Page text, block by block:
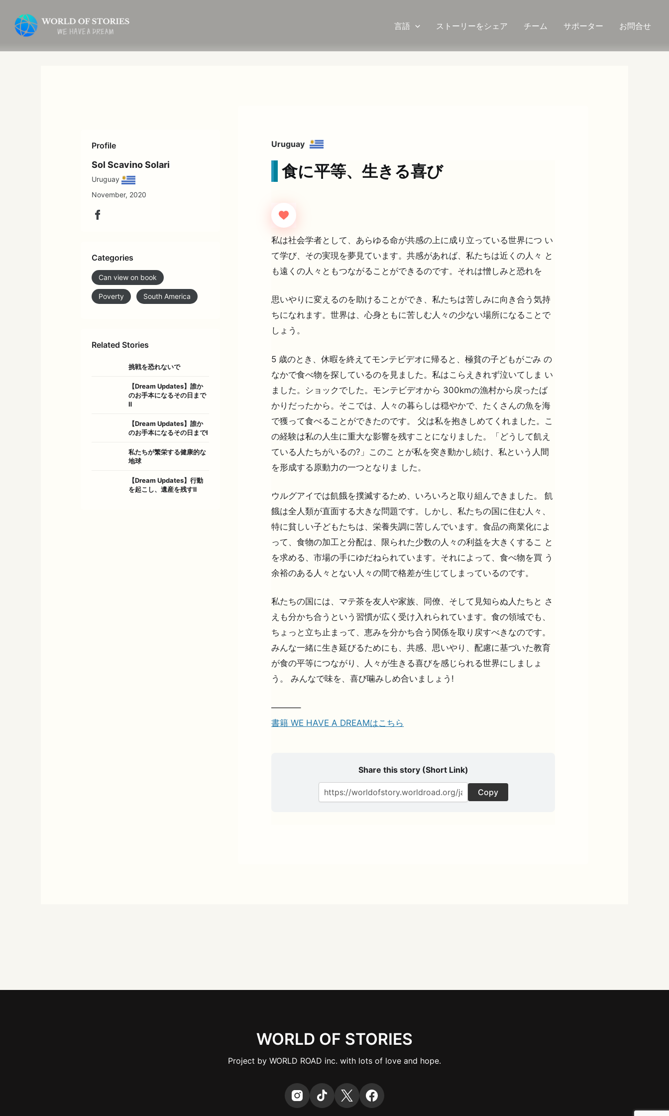
言語 ストーリーをシェア チーム サポーター お問合せ
Profile
Sol Scavino Solari
Uruguay
November, 2020
Categories
Can view on book
Poverty South America
Related Stories
挑戦を恐れないで
【Dream Updates】誰か
のお手本になるその日まで
Ⅱ
【Dream Updates】誰か
のお手本になるその日までⅠ
私たちが繁栄する健康的な
地球
【Dream Updates】行動
を起こし、遺産を残すⅡ
Uruguay
食に平等、生きる喜び
私は社会学者として、あらゆる命が共感の上に成り立っている世界につ い
て学び、その実現を夢見ています。共感があれば、私たちは近くの人々 と
も遠くの人々ともつながることができるのです。それは憎しみと恐れを
思いやりに変えるのを助けることができ、私たちは苦しみに向き合う気持
ちになれます。世界は、心身ともに苦しむ人々の少ない場所になることで
しょう。
5 歳のとき、休暇を終えてモンテビデオに帰ると、極貧の子どもがごみ の
なかで食べ物を探しているのを見ました。私はこらえきれず泣いてしま い
ました。ショックでした。モンテビデオから 300kmの漁村から戻ったば
かりだったから。そこでは、人々の暮らしは穏やかで、たくさんの魚を海
で獲って食べることができたのです。 父は私を抱きしめてくれました。こ
の経験は私の人生に重大な影響を残すことになりました。「どうして飢え
ている人たちがいるの?」このこ とが私を突き動かし続け、私という人間
を形成する原動力の一つとなりま した。
ウルグアイでは飢餓を撲滅するため、いろいろと取り組んできました。 飢
餓は全人類が直面する大きな問題です。しかし、私たちの国に住む人々、
特に貧しい子どもたちは、栄養失調に苦しんでいます。食品の商業化によ
って、食物の加工と分配は、限られた少数の人々の利益を大きくするこ と
を求める、市場の手にゆだねられています。それによって、食べ物を買 う
余裕のある人々とない人々の間で格差が生じてしまっているのです。
私たちの国には、マテ茶を友人や家族、同僚、そして見知らぬ人たちと さ
えも分かち合うという習慣が広く受け入れられています。食の領域でも、
ちょっと立ち止まって、恵みを分かち合う関係を取り戻すべきなのです。
みんな一緒に生き延びるためにも、共感、思いやり、配慮に基づいた教育
が食の平等につながり、人々が生きる喜びを感じられる世界にしましょ
う。 みんなで味を、喜び噛みしめ合いましょう!
———–
書籍 WE HAVE A DREAMはこちら
Share this story (Short Link)
Copy
WORLD OF STORIES
Project by WORLD ROAD inc. with lots of love and hope.